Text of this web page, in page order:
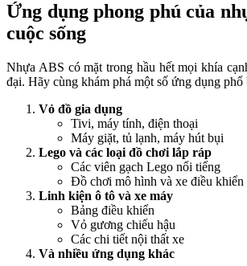
Ứng dụng phong phú của
cuộc sống
Nhựa ABS có mặt trong hầu hết mọi khía
đại. Hãy cùng khám phá một số ứng dụng phổ
Vỏ đồ gia dụng
Tivi, máy tính, điện thoại
Máy giặt, tủ lạnh, máy hút bụi
Lego và các loại đồ chơi lắp ráp
Các viên gạch Lego nổi tiếng
Đồ chơi mô hình và xe điều khiển
Linh kiện ô tô và xe máy
Bảng điều khiển
Vỏ gương chiếu hậu
Các chi tiết nội thất xe
Và nhiều ứng dụng khác